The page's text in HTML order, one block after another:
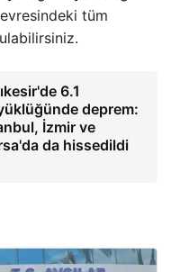
tüm
6.1
deprem:
İzmir ve
da hissedildi